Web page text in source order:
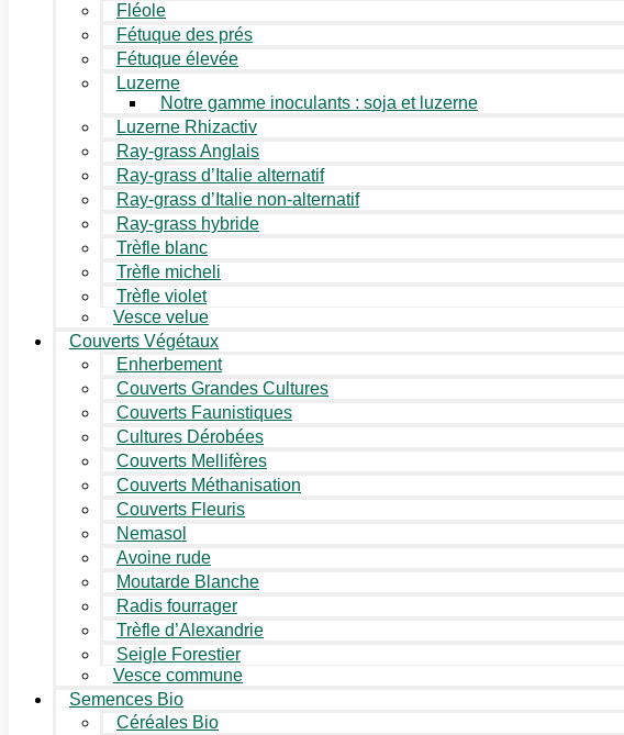
Fléole
Fétuque des prés
Fétuque élevée
Luzerne
Notre gamme inoculants : soja et luzerne
Luzerne Rhizactiv
Ray-grass Anglais
Ray-grass d’Italie alternatif
Ray-grass d’Italie non-alternatif
Ray-grass hybride
Trèfle blanc
Trèfle micheli
Trèfle violet
Vesce velue
Couverts Végétaux
Enherbement
Couverts Grandes Cultures
Couverts Faunistiques
Cultures Dérobées
Couverts Mellifères
Couverts Méthanisation
Couverts Fleuris
Nemasol
Avoine rude
Moutarde Blanche
Radis fourrager
Trèfle d’Alexandrie
Seigle Forestier
Vesce commune
Semences Bio
Céréales Bio